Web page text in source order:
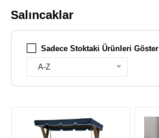
Salıncaklar
Sadece Stoktaki Ürünleri Göster
A-Z